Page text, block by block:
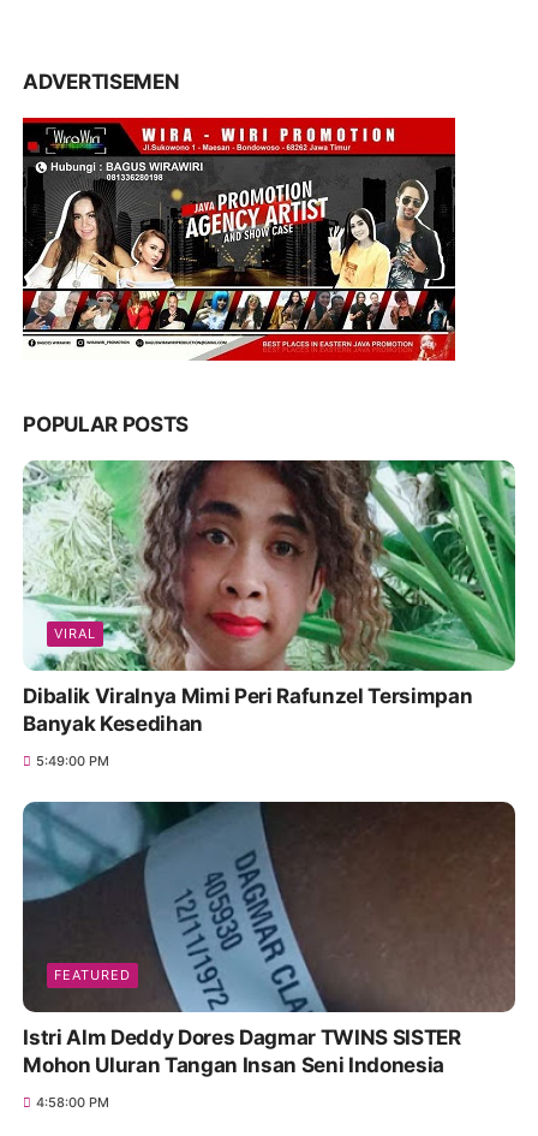
ADVERTISEMEN
POPULAR POSTS
VIRAL
Dibalik Viralnya Mimi Peri Rafunzel Tersimpan
Banyak Kesedihan
5:49:00 PM
FEATURED
Istri Alm Deddy Dores Dagmar TWINS SISTER
Mohon Uluran Tangan Insan Seni Indonesia
4:58:00 PM